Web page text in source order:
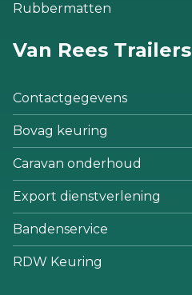
Rubbermatten
Van Rees Trailers
Contactgegevens
Bovag keuring
Caravan onderhoud
Export dienstverlening
Bandenservice
RDW Keuring